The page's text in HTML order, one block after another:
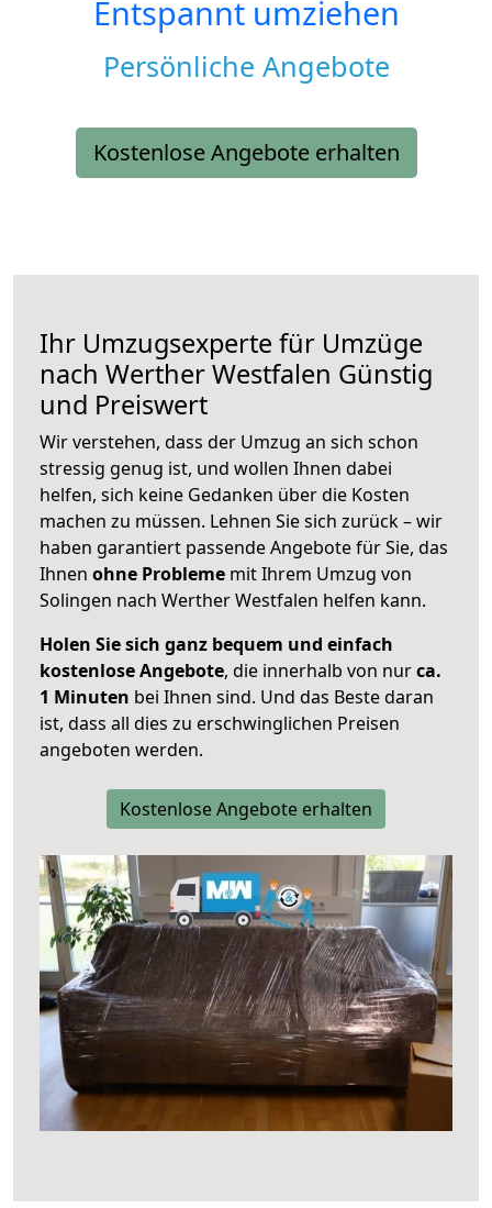
Entspannt umziehen
Persönliche Angebote
Kostenlose Angebote erhalten
Ihr Umzugsexperte für Umzüge
nach Werther Westfalen Günstig
und Preiswert
Wir verstehen, dass der Umzug an sich schon
stressig genug ist, und wollen Ihnen dabei
helfen, sich keine Gedanken über die Kosten
machen zu müssen. Lehnen Sie sich zurück – wir
haben garantiert passende Angebote für Sie, das
Ihnen ohne Probleme mit Ihrem Umzug von
Solingen nach Werther Westfalen helfen kann.
Holen Sie sich ganz bequem und einfach
kostenlose Angebote, die innerhalb von nurca.
1 Minuten bei Ihnen sind. Und das Beste daran
ist, dass all dies zu erschwinglichen Preisen
angeboten werden.
Kostenlose Angebote erhalten